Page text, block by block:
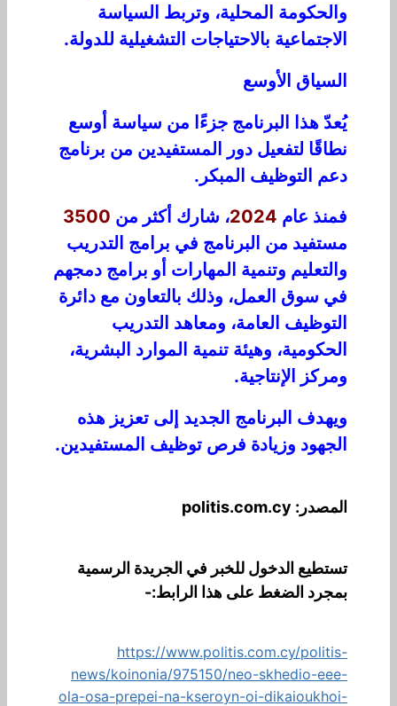
والحكومة المحلية، وتربط السياسة
الاجتماعية بالاحتياجات التشغيلية للدولة.
السياق الأوسع
يُعدّ هذا البرنامج جزءًا من سياسة أوسع
نطاقًا لتفعيل دور المستفيدين من برنامج
دعم التوظيف المبكر.
فمنذ عام 2024، شارك أكثر من 3500
مستفيد من البرنامج في برامج التدريب
والتعليم وتنمية المهارات أو برامج دمجهم
في سوق العمل، وذلك بالتعاون مع دائرة
التوظيف العامة، ومعاهد التدريب
الحكومية، وهيئة تنمية الموارد البشرية،
ومركز الإنتاجية.
ويهدف البرنامج الجديد إلى تعزيز هذه
الجهود وزيادة فرص توظيف المستفيدين.
المصدر: politis.com.cy
تستطيع الدخول للخبر في الجريدة الرسمية
بمجرد الضغط على هذا الرابط:-
https://www.politis.com.cy/politis-
news/koinonia/975150/neo-skhedio-eee-
ola-osa-prepei-na-kseroyn-oi-dikaioukhoi-